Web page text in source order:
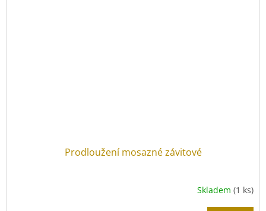
Prodloužení mosazné závitové
Skladem (1 ks)